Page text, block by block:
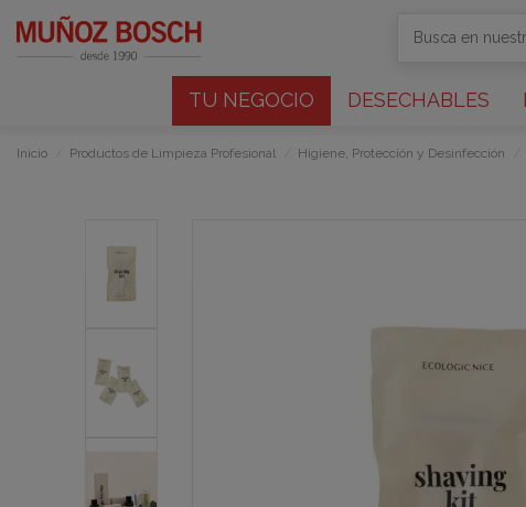
TU NEGOCIO DESECHABLES
Inicio Productos de Limpieza Profesional Higiene, Protección y Desinfección